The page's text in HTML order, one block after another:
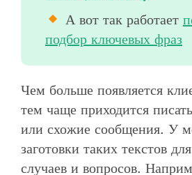
А вот так работает
подбор ключевых фраз
Чем больше появляется
тем чаще приходится
или схожие сообщения. У
заготовки таких текстов
случаев и вопросов.